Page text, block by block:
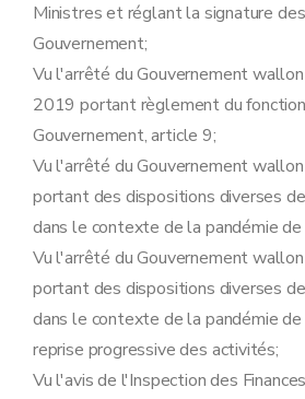
Ministres et réglant la signature
Gouvernement;
Vu l'arrêté du Gouvernement
2019 portant règlement du
Gouvernement, article 9;
Vu l'arrêté du Gouvernement
portant des dispositions diverses
dans le contexte de la pandémie de
Vu l'arrêté du Gouvernement
portant des dispositions diverses
dans le contexte de la pandémie
reprise progressive des activités;
Vu l'avis de l'Inspection des